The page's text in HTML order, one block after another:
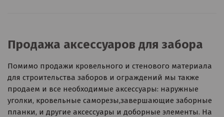
Продажа аксессуаров для забора
Помимо продажи кровельного и стенового материала
для строительства заборов и ограждений мы также
продаем и все необходимые аксессуары: наружные
уголки, кровельные саморезы,завершающие заборные
планки, и другие аксессуары и доборные элементы. На